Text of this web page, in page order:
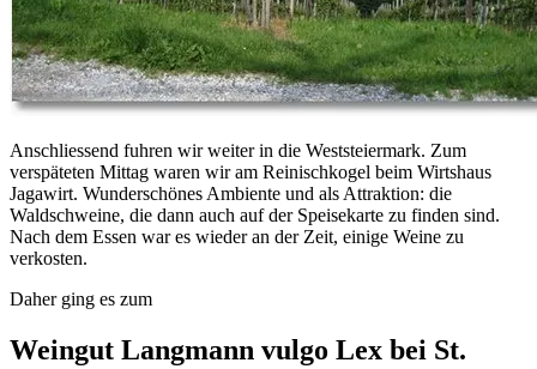
Anschliessend fuhren wir weiter in die Weststeiermark. Zum
verspäteten Mittag waren wir am Reinischkogel beim Wirtshaus
Jagawirt. Wunderschönes Ambiente und als Attraktion: die
Waldschweine, die dann auch auf der Speisekarte zu finden sind.
Nach dem Essen war es wieder an der Zeit, einige Weine zu
verkosten.
Daher ging es zum
Weingut Langmann vulgo Lex bei St.